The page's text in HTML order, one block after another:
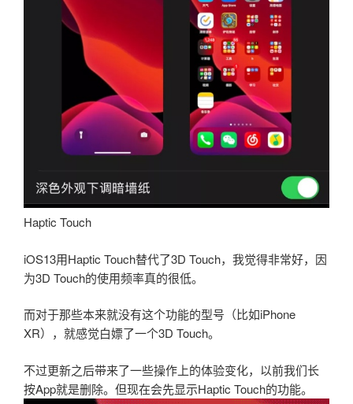
Haptic Touch
iOS13用Haptic Touch替代了3D Touch，我觉得非常好，因
为3D Touch的使用频率真的很低。
而对于那些本来就没有这个功能的型号（比如iPhone
XR），就感觉白嫖了一个3D Touch。
不过更新之后带来了一些操作上的体验变化，以前我们长
按App就是删除。但现在会先显示Haptic Touch的功能。